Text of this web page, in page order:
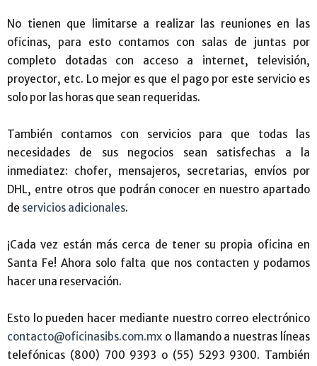
No tienen que limitarse a realizar las reuniones en las
oficinas, para esto contamos con salas de juntas por
completo dotadas con acceso a internet, televisión,
proyector, etc. Lo mejor es que el pago por este servicio es
solo por las horas que sean requeridas.
También contamos con servicios para que todas las
necesidades de sus negocios sean satisfechas a la
inmediatez: chofer, mensajeros, secretarias, envíos por
DHL, entre otros que podrán conocer en nuestro apartado
de servicios adicionales.
¡Cada vez están más cerca de tener su propia oficina en
Santa Fe! Ahora solo falta que nos contacten y podamos
hacer una reservación.
Esto lo pueden hacer mediante nuestro correo electrónico
contacto@oficinasibs.com.mx o llamando a nuestras líneas
telefónicas (800) 700 9393 o (55) 5293 9300. También